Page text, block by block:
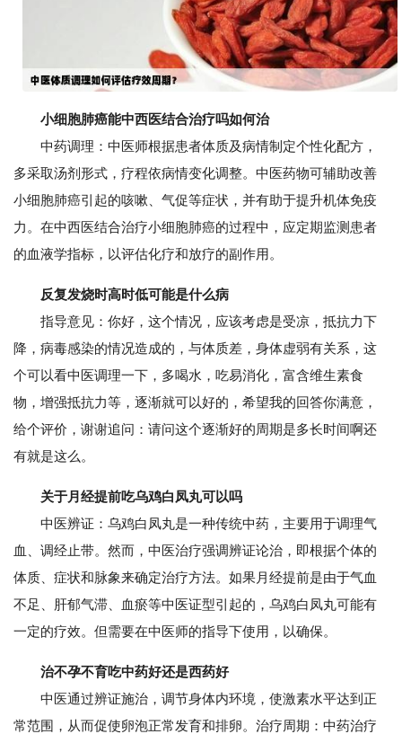
小细胞肺癌能中西医结合治疗吗如何治
中药调理：中医师根据患者体质及病情制定个性化配方，
多采取汤剂形式，疗程依病情变化调整。中医药物可辅助改善
小细胞肺癌引起的咳嗽、气促等症状，并有助于提升机体免疫
力。在中西医结合治疗小细胞肺癌的过程中，应定期监测患者
的血液学指标，以评估化疗和放疗的副作用。
反复发烧时高时低可能是什么病
指导意见：你好，这个情况，应该考虑是受凉，抵抗力下
降，病毒感染的情况造成的，与体质差，身体虚弱有关系，这
个可以看中医调理一下，多喝水，吃易消化，富含维生素食
物，增强抵抗力等，逐渐就可以好的，希望我的回答你满意，
给个评价，谢谢追问：请问这个逐渐好的周期是多长时间啊还
有就是这么。
关于月经提前吃乌鸡白凤丸可以吗
中医辨证：乌鸡白凤丸是一种传统中药，主要用于调理气
血、调经止带。然而，中医治疗强调辨证论治，即根据个体的
体质、症状和脉象来确定治疗方法。如果月经提前是由于气血
不足、肝郁气滞、血瘀等中医证型引起的，乌鸡白凤丸可能有
一定的疗效。但需要在中医师的指导下使用，以确保。
治不孕不育吃中药好还是西药好
中医通过辨证施治，调节身体内环境，使激素水平达到正
常范围，从而促使卵泡正常发育和排卵。治疗周期：中药治疗